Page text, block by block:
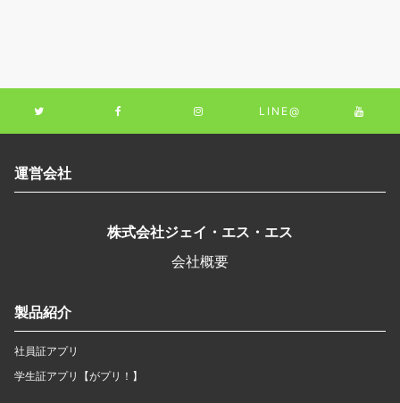
LINE@
運営会社
株式会社ジェイ・エス・エス
会社概要
製品紹介
社員証アプリ
学生証アプリ【がプリ！】